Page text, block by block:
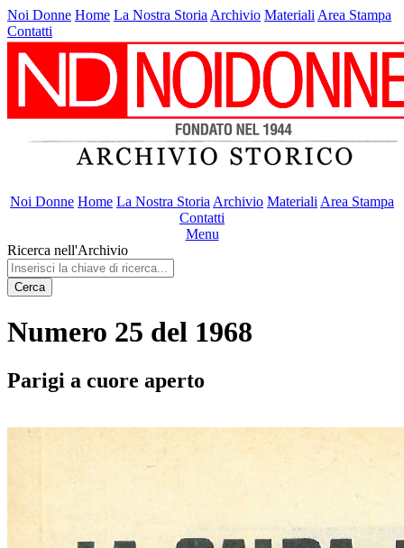
Noi Donne Home La Nostra Storia Archivio Materiali Area Stampa
Contatti
Noi Donne Home La Nostra Storia Archivio Materiali Area Stampa
Contatti
Menu
Ricerca nell'Archivio
Cerca
Numero 25 del 1968
Parigi a cuore aperto